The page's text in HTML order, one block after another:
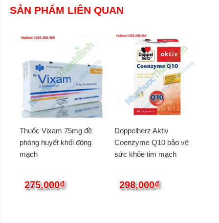
SẢN PHẨM LIÊN QUAN
Thuốc Vixam 75mg đề
phòng huyết khối động
mạch
275,000₫
Doppelherz Aktiv
Coenzyme Q10 bảo vệ
sức khỏe tim mạch
298,000₫